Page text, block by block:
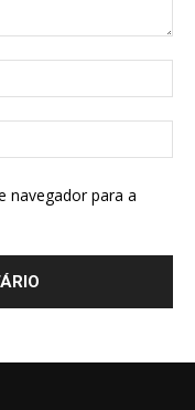
navegador para a